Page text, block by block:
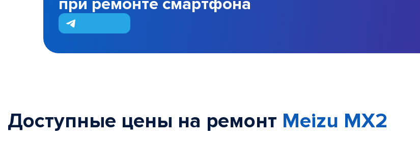
при ремонте смартфона
Доступные цены на ремонт Meizu MX2